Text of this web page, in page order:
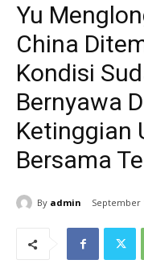
Yu
China
Kondisi
Bernyawa
Ketinggian
Bersama
By admin September